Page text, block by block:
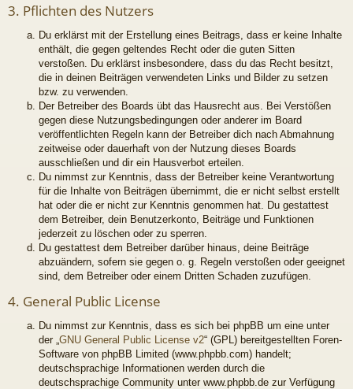
3. Pflichten des Nutzers
Du erklärst mit der Erstellung eines Beitrags, dass er keine Inhalte
enthält, die gegen geltendes Recht oder die guten Sitten
verstoßen. Du erklärst insbesondere, dass du das Recht besitzt,
die in deinen Beiträgen verwendeten Links und Bilder zu setzen
bzw. zu verwenden.
Der Betreiber des Boards übt das Hausrecht aus. Bei Verstößen
gegen diese Nutzungsbedingungen oder anderer im Board
veröffentlichten Regeln kann der Betreiber dich nach Abmahnung
zeitweise oder dauerhaft von der Nutzung dieses Boards
ausschließen und dir ein Hausverbot erteilen.
Du nimmst zur Kenntnis, dass der Betreiber keine Verantwortung
für die Inhalte von Beiträgen übernimmt, die er nicht selbst erstellt
hat oder die er nicht zur Kenntnis genommen hat. Du gestattest
dem Betreiber, dein Benutzerkonto, Beiträge und Funktionen
jederzeit zu löschen oder zu sperren.
Du gestattest dem Betreiber darüber hinaus, deine Beiträge
abzuändern, sofern sie gegen o. g. Regeln verstoßen oder geeignet
sind, dem Betreiber oder einem Dritten Schaden zuzufügen.
4. General Public License
Du nimmst zur Kenntnis, dass es sich bei phpBB um eine unter
der „ GNU General Public License v2“ (GPL) bereitgestellten Foren-
Software von phpBB Limited (www.phpbb.com) handelt;
deutschsprachige Informationen werden durch die
deutschsprachige Community unter www.phpbb.de zur Verfügung